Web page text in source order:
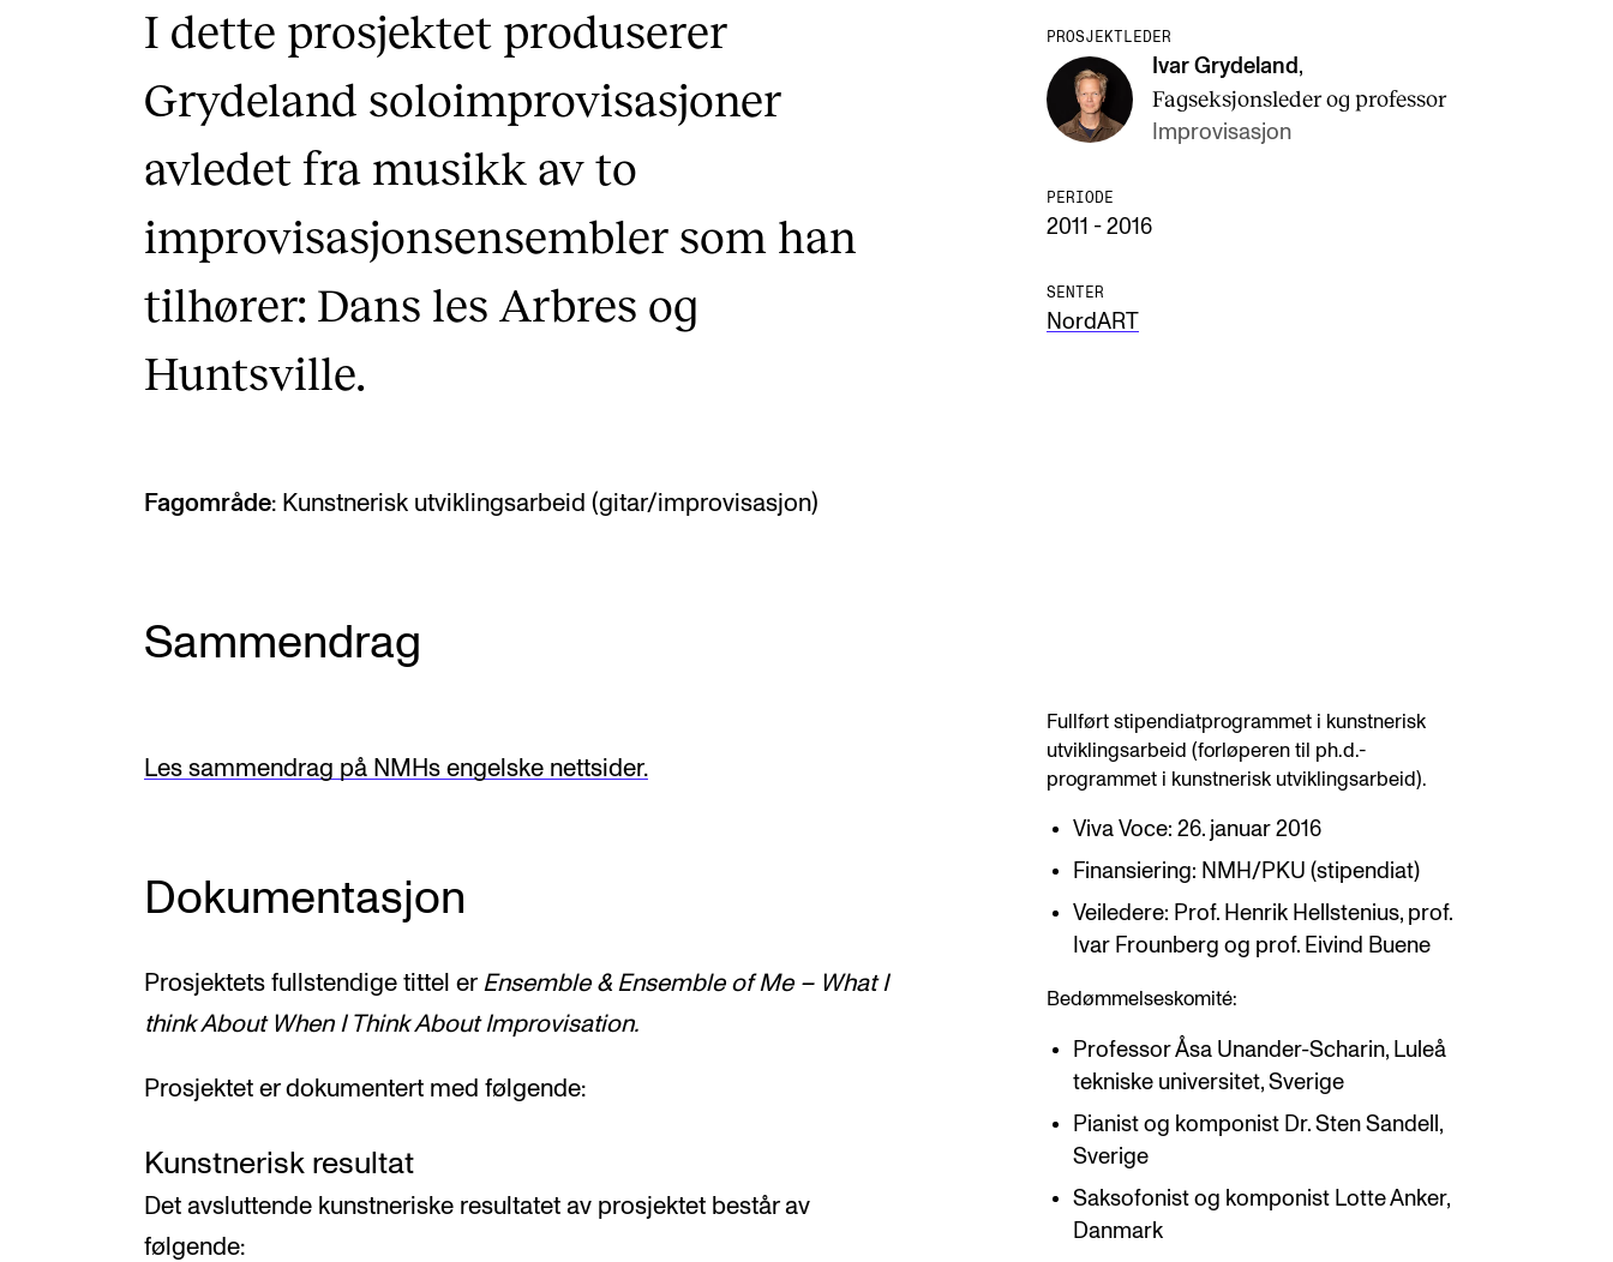
I dette prosjektet produserer
Grydeland soloimprovisasjoner
avledet fra musikk av to
improvisasjonsensembler som han
tilhører: Dans les Arbres og
Huntsville.
PROSJEKTLEDER
Ivar Grydeland ,
Fagseksjonsleder og professor
Improvisasjon
PERIODE
2011 - 2016
SENTER
NordART
Fagområde: Kunstnerisk utviklingsarbeid (gitar/improvisasjon)
Sammendrag
Les sammendrag på NMHs engelske nettsider.
Dokumentasjon
Prosjektets fullstendige tittel er Ensemble & Ensemble of Me – What I
think About When I Think About Improvisation.
Prosjektet er dokumentert med følgende:
Kunstnerisk resultat
Det avsluttende kunstneriske resultatet av prosjektet består av
følgende:
Fullført stipendiatprogrammet i kunstnerisk
utviklingsarbeid (forløperen til ph.d.-
programmet i kunstnerisk utviklingsarbeid).
Viva Voce: 26. januar 2016
Finansiering: NMH/PKU (stipendiat)
Veiledere: Prof. Henrik Hellstenius, prof.
Ivar Frounberg og prof. Eivind Buene
Bedømmelseskomité:
Professor Åsa Unander-Scharin, Luleå
tekniske universitet, Sverige
Pianist og komponist Dr. Sten Sandell,
Sverige
Saksofonist og komponist Lotte Anker,
Danmark